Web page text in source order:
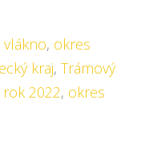
vlákno, okres
kraj, Trámový
rok 2022, okres